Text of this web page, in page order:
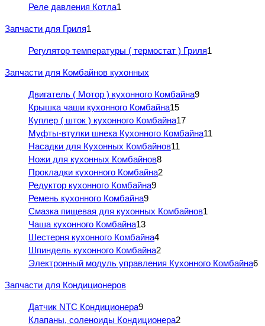
Реле давления Котла1
Запчасти для Гриля1
Регулятор температуры ( термостат ) Гриля1
Запчасти для Комбайнов кухонных
Двигатель ( Мотор ) кухонного Комбайна9
Крышка чаши кухонного Комбайна15
Куплер ( шток ) кухонного Комбайна17
Муфты-втулки шнека Кухонного Комбайна11
Насадки для Кухонных Комбайнов11
Ножи для кухонных Комбайнов8
Прокладки кухонного Комбайна2
Редуктор кухонного Комбайна9
Ремень кухонного Комбайна9
Смазка пищевая для кухонных Комбайнов1
Чаша кухонного Комбайна13
Шестерня кухонного Комбайна4
Шпиндель кухонного Комбайна2
Электронный модуль управления Кухонного Комбайна6
Запчасти для Кондиционеров
Датчик NTC Кондиционера9
Клапаны, соленоиды Кондиционера2